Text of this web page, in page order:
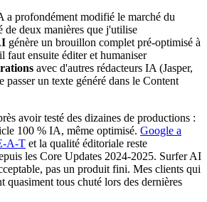
a profondément modifié le marché du
de deux manières que j'utilise
génère un brouillon complet pré-optimisé à
faut ensuite éditer et humaniser
avec d'autres rédacteurs IA (Jasper,
passer un texte généré dans le Content
avoir testé des dizaines de productions :
100 % IA, même optimisé. Google a
A-T et la qualité éditoriale reste
les Core Updates 2024-2025. Surfer AI
pas un produit fini. Mes clients qui
tous chuté lors des dernières